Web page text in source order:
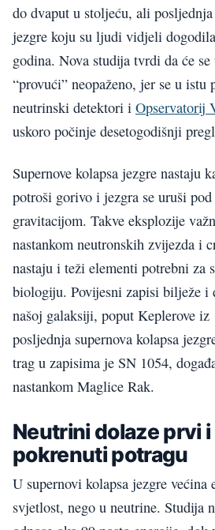
do dvaput u stoljeću, ali posljednja
jezgre koju su ljudi vidjeli
godina. Nova studija tvrdi da će
“provući” neopaženo, jer se u istu
neutrinski detektori i Opservatorij
uskoro počinje desetogodišnji
Supernove kolapsa jezgre nastaju
potroši gorivo i jezgra se uruši
gravitacijom. Takve eksplozije
nastankom neutronskih zvijezda i
nastaju i teži elementi potrebni za
biologiju. Povijesni zapisi bilježe i
našoj galaksiji, poput Keplerove iz
posljednja supernova kolapsa
trag u zapisima je SN 1054,
nastankom Maglice Rak.
Neutrini dolaze prvi
pokrenuti potragu
U supernovi kolapsa jezgre većina
svjetlost, nego u neutrine. Studija